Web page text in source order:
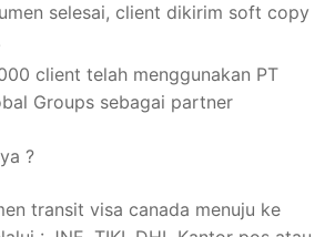
selesai, client dikirim soft copy
client telah menggunakan PT
Groups sebagai partner
?
transit visa canada menuju ke